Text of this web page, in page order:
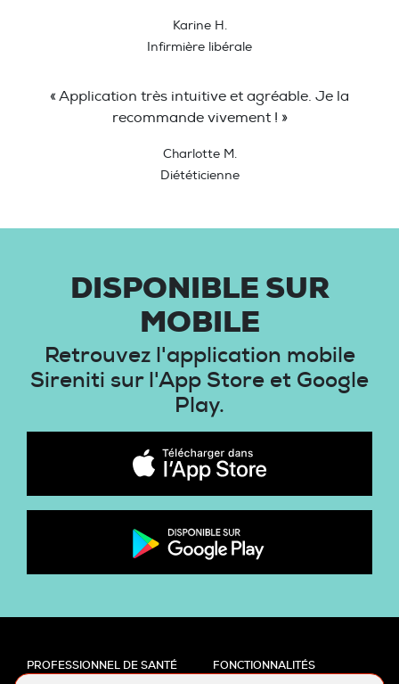
Karine H.
Infirmière libérale
« Application très intuitive et agréable. Je la
recommande vivement ! »
Charlotte M.
Diététicienne
DISPONIBLE SUR
MOBILE
Retrouvez l'application mobile
Sireniti sur l'App Store et Google
Play.
PROFESSIONNEL DE SANTÉ FONCTIONNALITÉS